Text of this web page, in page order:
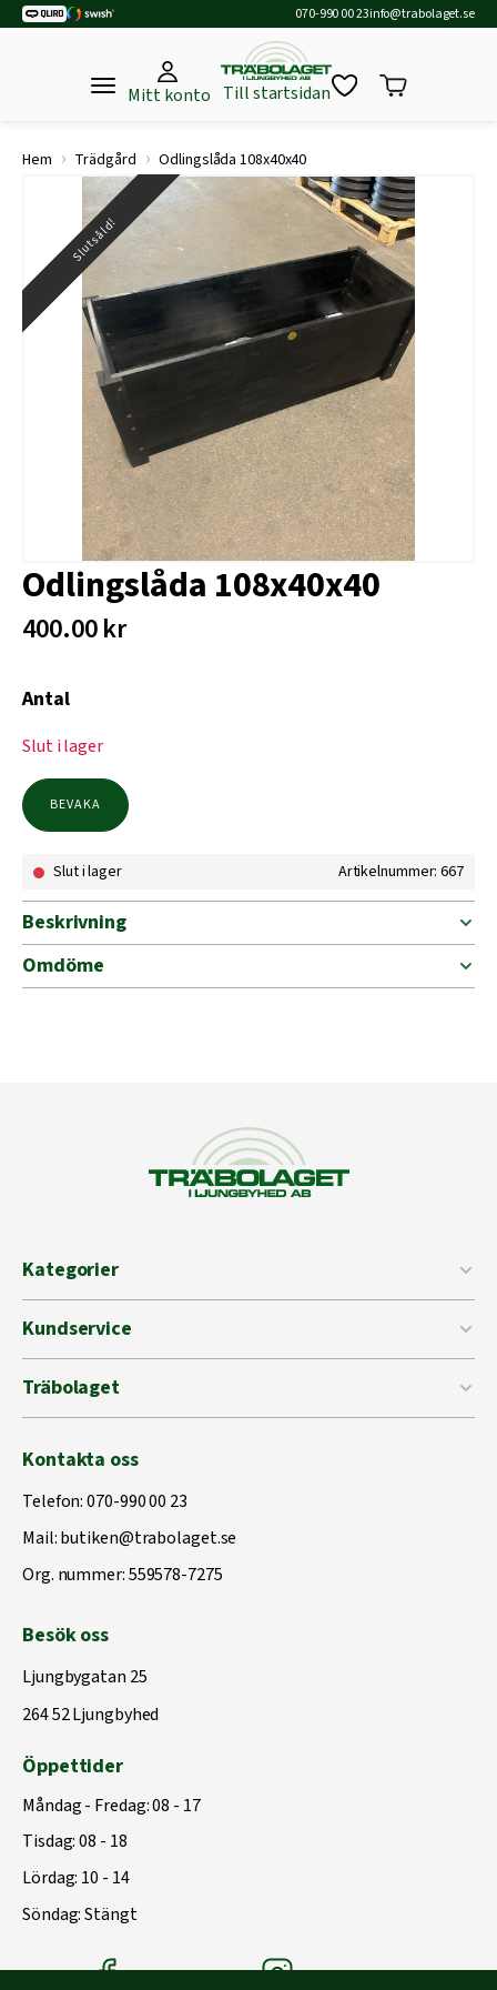
070-990 00 23info@trabolaget.se
Mitt konto Till startsidan
Hem › Trädgård › Odlingslåda 108x40x40
Slutsåld!
Odlingslåda 108x40x40
400.00kr
Antal
Slut i lager
BEVAKA
Slut i lager Artikelnummer: 667
Beskrivning
Omdöme
Kategorier
Kundservice
Träbolaget
Kontakta oss
Telefon:070-990 00 23
Mail:butiken@trabolaget.se
Org. nummer: 559578-7275
Besök oss
Ljungbygatan 25
264 52 Ljungbyhed
Öppettider
Måndag - Fredag: 08 - 17
Tisdag: 08 - 18
Lördag: 10 - 14
Söndag: Stängt